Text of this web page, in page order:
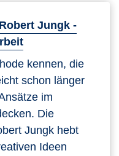
Jungk -
kennen, die
schon länger
im
Die
Jungk hebt
Ideen